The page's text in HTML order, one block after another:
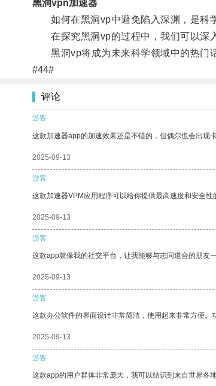
黑洞vpn加速器
如何在黑洞vp中避免陷入深渊，是科学
在探究黑洞vp的过程中，我们可以深入
黑洞vp将成为未来科学领域中的热门话
#44#
评论
游客
这款加速器app的加速效果还是不错的，但偶尔也会出现
2025-09-13
游客
这款加速器VPM应用程序可以给你提供最高速度和安全性
2025-09-13
游客
这款app就像我的社交平台，让我能够与志同道合的朋友一
2025-09-13
游客
这款办公软件的界面设计非常简洁，使用起来非常方便。
2025-09-13
游客
这款app的用户群体非常庞大，我可以结识到来自世界各地